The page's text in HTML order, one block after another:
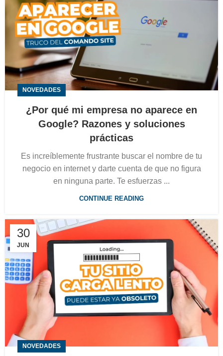
NOVEDADES
¿Por qué mi empresa no aparece en
Google? Razones y soluciones
prácticas
Es increíblemente frustrante buscar el nombre de tu
negocio en internet y darte cuenta de que no figura
en ninguna parte. Te esfuerzas ...
CONTINUE READING
30
JUN
NOVEDADES